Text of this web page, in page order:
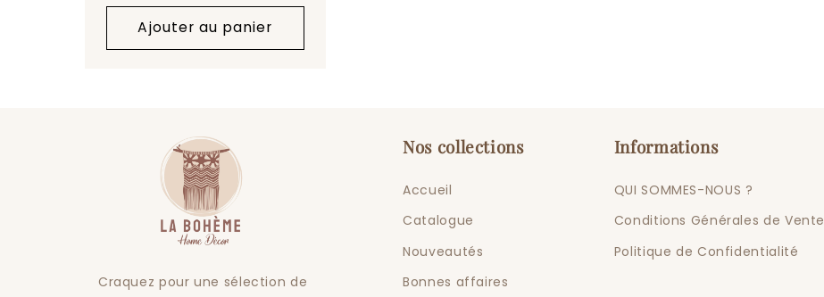
Ajouter au panier
Craquez pour une sélection de
Nos collections
Accueil
Catalogue
Nouveautés
Bonnes affaires
Informations
QUI SOMMES-NOUS ?
Conditions Générales de Vente
Politique de Confidentialité